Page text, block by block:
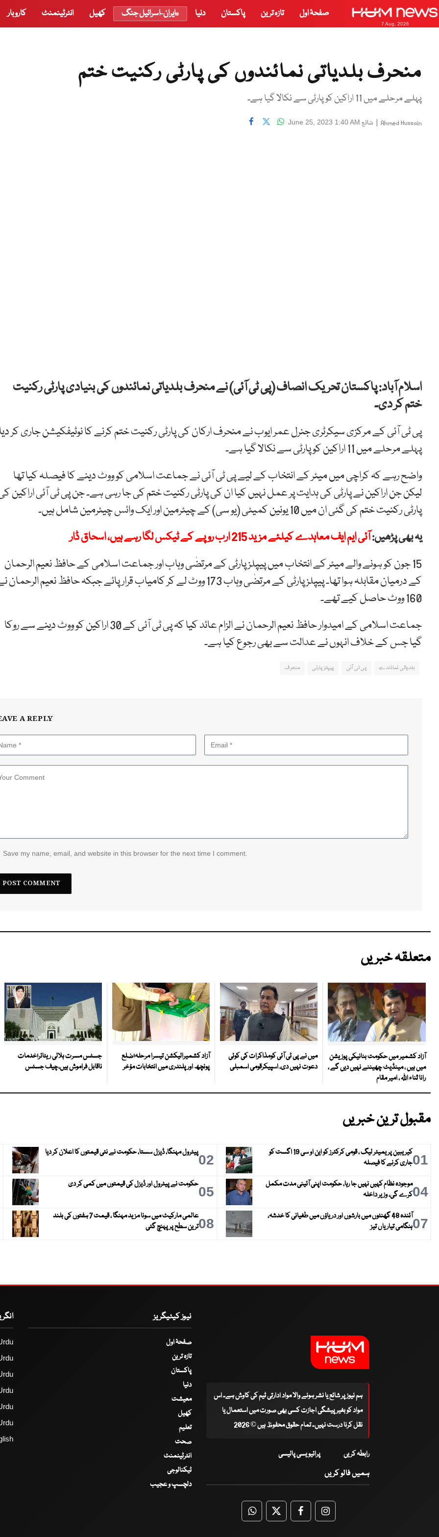
7 Aug, 2026
صفحۂ اول تازہ ترین پاکستان دنیا ایران-اسرائیل جنگ کھیل انٹرٹینمنٹ کاروبار
منحرف بلدیاتی نمائندوں کی پارٹی رکنیت ختم
پہلے مرحلے میں 11 اراکین کو پارٹی سے نکالا گیا ہے۔
Ahmed Hussain
| شائع June 25, 2023 1:40 AM
اسلام آباد: پاکستان تحریک انصاف (پی ٹی آئی) نے منحرف بلدیاتی نمائندوں کی بنیادی پارٹی رکنیت
ختم کر دی۔
پی ٹی آئی کے مرکزی سیکرٹری جنرل عمر ایوب نے منحرف ارکان کی پارٹی رکنیت ختم کرنے کا نوٹیفکیشن جاری کر
پہلے مرحلے میں 11 اراکین کو پارٹی سے نکالا گیا ہے۔
واضح رہے کہ کراچی میں میئر کے انتخاب کے لیے پی ٹی آئی نے جماعت اسلامی کو ووٹ دینے کا فیصلہ کیا تھا
لیکن جن اراکین نے پارٹی کی ہدایت پر عمل نہیں کیا ان کی پارٹی رکنیت ختم کی جا رہی ہے۔ جن پی ٹی آئی اراکین
پارٹی رکنیت ختم کی گئی ان میں 10 یونین کمیٹی (یو سی) کے چیئرمین اور ایک وائس چیئرمین شامل ہیں۔
یہ بھی پڑھیں:آئی ایم ایف معاہدے کیلئے مزید 215 ارب روپے کے ٹیکس لگا رہے ہیں، اسحاق ڈار
15 جون کو ہونے والے میئر کے انتخاب میں پیپلز پارٹی کے مرتضٰی وہاب اور جماعت اسلامی کے حافظ نعیم الرحمان
کے درمیان مقابلہ ہوا تھا۔ پیپلز پارٹی کے مرتضٰی وہاب 173 ووٹ لے کر کامیاب قرار پائے جبکہ حافظ نعیم
160 ووٹ حاصل کیے تھے۔
جماعت اسلامی کے امیدوار حافظ نعیم الرحمان نے الزام عائد کیا کہ پی ٹی آئی کے 30 اراکین کو ووٹ دینے سے روکا
گیا جس کے خلاف انہوں نے عدالت سے بھی رجوع کیا ہے۔
بلدیاتی نمائندے پی ٹی آئی پیپلز پارٹی منحرف
A REPLY
Save my name, email, and website in this browser for the next time I comment.
متعلقہ خبریں
آزاد کشمیر میں حکومت بنانیکی پوزیشن
میں ہیں ، مینڈیٹ چھیننے نہیں دیں گے ،
رانا ثناء اللہ ، امیر مقام
میں نے پی ٹی آئی کومذاکرات کی کوئی
دعوت نہیں دی، اسپیکرقومی اسمبلی
آزاد کشمیرالیکشن تیسرا مرحلہ؛ضلع
پونچھ اور پلندری میں انتخابات مؤخر
جسٹس مسرت ہلالی ریٹائر؛خدمات
ناقابل فراموش ہیں،چیف جسٹس
مقبول ترین خبریں
01
کیریبین پریمیئر لیگ ، قومی کرکٹرز کو این او سی 19 اگست کو
جاری کرنے کا فیصلہ
02پیٹرول مہنگا، ڈیزل سستا، حکومت نے نئی قیمتوں کا اعلان کر دیا
04موجودہ نظام کہیں نہیں جا رہا، حکومت اپنی آئینی مدت مکمل
کرے گی، وزیر داخلہ
05حکومت نے پیٹرول اور ڈیزل کی قیمتوں میں کمی کر دی
07
آئندہ 48 گھنٹوں میں بارشوں اور دریاؤں میں طغیانی کا خدشہ،
ہنگامی تیاریاں تیز
08
عالمی مارکیٹ میں سونا مزید مہنگا ، قیمت 7 ہفتوں کی بلند
ترین سطح پر پہنچ گئی
ہم نیوز پر شائع یا نشر ہونے والا مواد ادارتی ٹیم کی کاوش ہے۔ اس
مواد کو بغیر پیشگی اجازت کسی بھی صورت میں استعمال یا
نقل کرنا درست نہیں۔ تمام حقوق محفوظ ہیں © 2026
رابطہ کریں پرائیویسی پالیسی
ہمیں فالو کریں
WhatsApp
TwitterFacebookFacebook
نیوز کیٹیگریز
صفحۂ اول
تازہ ترین
پاکستان
دنیا
معیشت
کھیل
تعلیم
صحت
انٹرٹینمنٹ
ٹیکنالوجی
دلچسپ و عجیب